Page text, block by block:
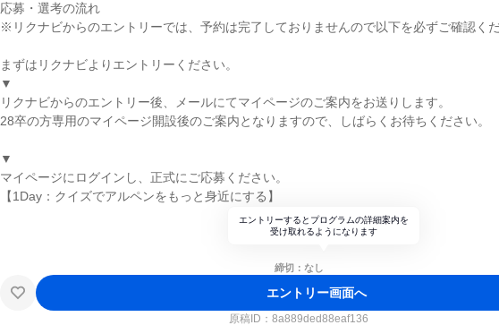
応募・選考の流れ
※リクナビからのエントリーでは、予約は完了しておりませんので以下を必ずご確認く
まずはリクナビよりエントリーください。
▼
リクナビからのエントリー後、メールにてマイページのご案内をお送りします。
28卒の方専用のマイページ開設後のご案内となりますので、しばらくお待ちください。
▼
マイページにログインし、正式にご応募ください。
【1Day：クイズでアルペンをもっと身近にする】
エントリーするとプログラムの詳細案内を
受け取れるようになります
締切：なし
エントリー画面へ
原稿ID： 8a889ded88eaf136